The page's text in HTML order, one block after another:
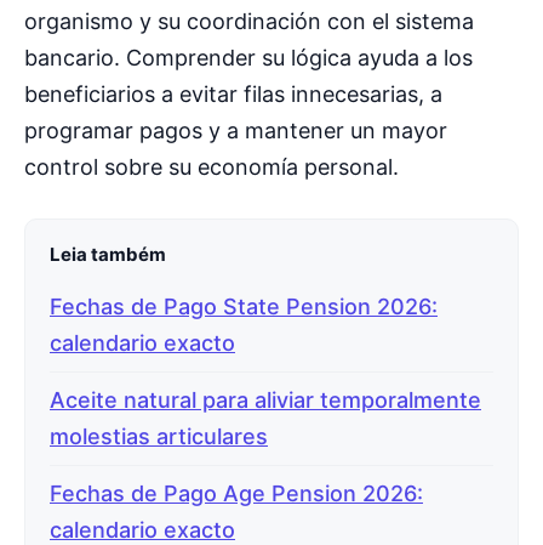
organismo y su coordinación con el sistema
bancario. Comprender su lógica ayuda a los
beneficiarios a evitar filas innecesarias, a
programar pagos y a mantener un mayor
control sobre su economía personal.
Leia também
Fechas de Pago State Pension 2026:
calendario exacto
Aceite natural para aliviar temporalmente
molestias articulares
Fechas de Pago Age Pension 2026:
calendario exacto